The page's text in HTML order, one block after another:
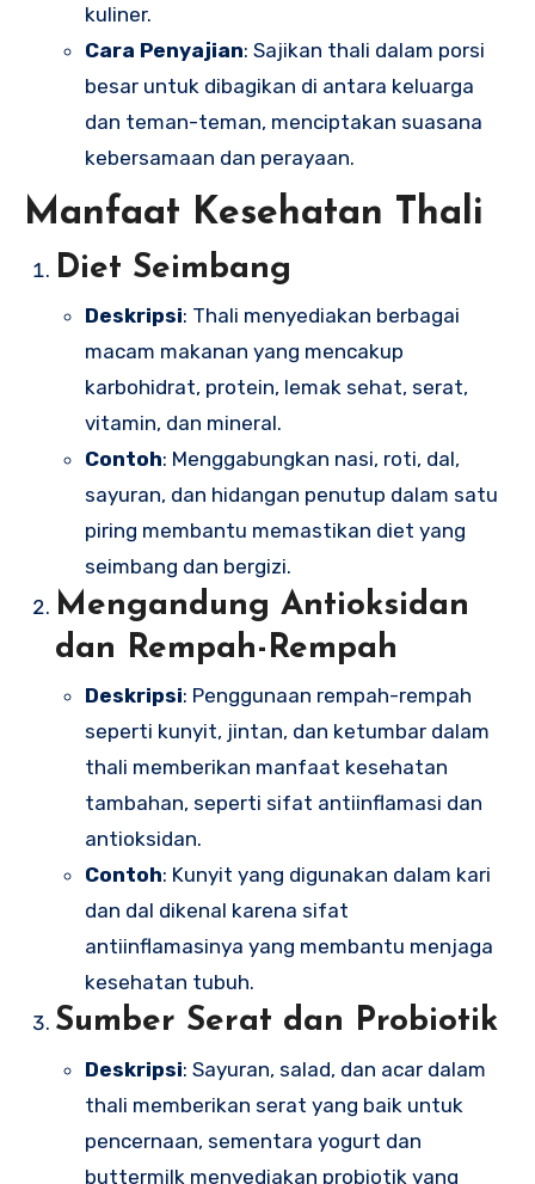
kuliner.
Cara Penyajian: Sajikan thali dalam porsi
besar untuk dibagikan di antara keluarga
dan teman-teman, menciptakan suasana
kebersamaan dan perayaan.
Manfaat Kesehatan Thali
Diet Seimbang
Deskripsi: Thali menyediakan berbagai
macam makanan yang mencakup
karbohidrat, protein, lemak sehat, serat,
vitamin, dan mineral.
Contoh: Menggabungkan nasi, roti, dal,
sayuran, dan hidangan penutup dalam satu
piring membantu memastikan diet yang
seimbang dan bergizi.
Mengandung Antioksidan
dan Rempah-Rempah
Deskripsi: Penggunaan rempah-rempah
seperti kunyit, jintan, dan ketumbar dalam
thali memberikan manfaat kesehatan
tambahan, seperti sifat antiinflamasi dan
antioksidan.
Contoh: Kunyit yang digunakan dalam kari
dan dal dikenal karena sifat
antiinflamasinya yang membantu menjaga
kesehatan tubuh.
Sumber Serat dan Probiotik
Deskripsi: Sayuran, salad, dan acar dalam
thali memberikan serat yang baik untuk
pencernaan, sementara yogurt dan
buttermilk menyediakan probiotik yang